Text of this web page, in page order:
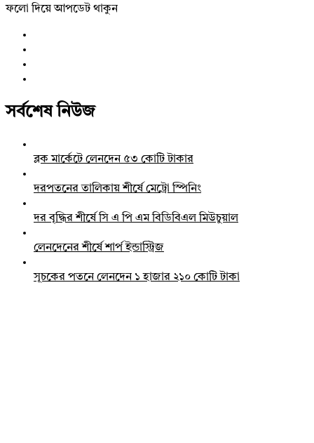
ফলো দিয়ে আপডেট থাকুন
সর্বশেষ নিউজ
ব্লক মার্কেটে লেনদেন ৫৩ কোটি টাকার
দরপতনের তালিকায় শীর্ষে মেট্রো স্পিনিং
দর বৃদ্ধির শীর্ষে সি এ পি এম বিডিবিএল মিউচুয়াল
লেনদেনের শীর্ষে শার্প ইন্ডাস্ট্রিজ
সূচকের পতনে লেনদেন ১ হাজার ২১০ কোটি টাকা